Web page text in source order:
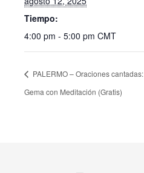
Tiempo:
4:00 pm - 5:00 pm CMT
PALERMO – Oraciones cantadas:
Gema con Meditación (Gratis)